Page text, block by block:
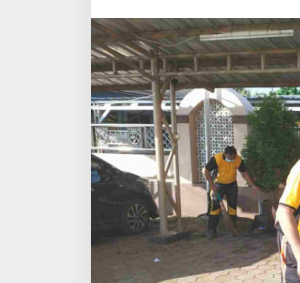
Bersih-
Bersih
Masjid